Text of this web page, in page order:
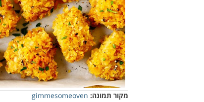
מקור תמונה: gimmesomeoven